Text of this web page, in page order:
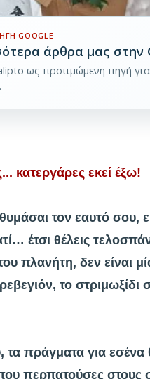
GOOGLE
άρθρα μας στην
ως προτιμώμενη πηγή
κατεργάρες εκεί έξω!
τον εαυτό σου,
έτσι θέλεις
πλανήτη, δεν είναι
το στριμωξίδι
πράγματα για εσένα
περπατούσες στους